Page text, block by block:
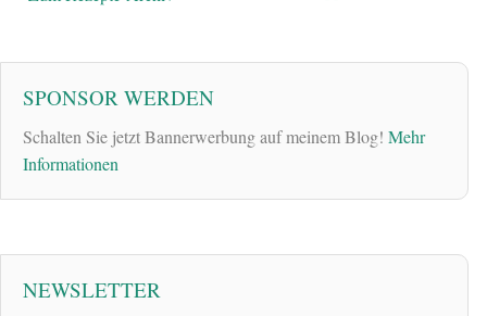
SPONSOR WERDEN
Schalten Sie jetzt Bannerwerbung auf meinem Blog! Mehr
Informationen
NEWSLETTER